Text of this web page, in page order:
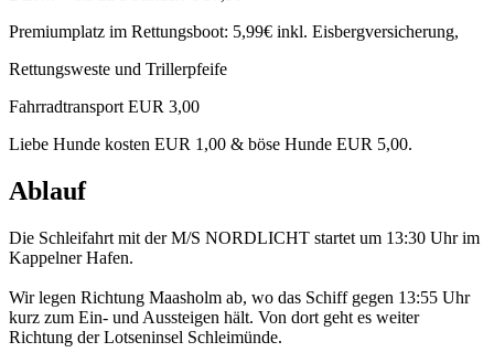
Premiumplatz im Rettungsboot: 5,99€ inkl. Eisbergversicherung,
Rettungsweste und Trillerpfeife
Fahrradtransport EUR 3,00
Liebe Hunde kosten EUR 1,00 & böse Hunde EUR 5,00.
Ablauf
Die Schleifahrt mit der M/S NORDLICHT startet um 13:30 Uhr im
Kappelner Hafen.
Wir legen Richtung Maasholm ab, wo das Schiff gegen 13:55 Uhr
kurz zum Ein- und Aussteigen hält. Von dort geht es weiter
Richtung der Lotseninsel Schleimünde.